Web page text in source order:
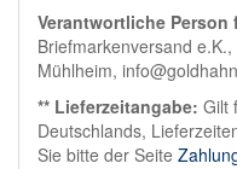
Verantwortliche Person
Briefmarkenversand
Mühlheim,
** Lieferzeitangabe: Gilt
Deutschlands,
Sie bitte der Seite